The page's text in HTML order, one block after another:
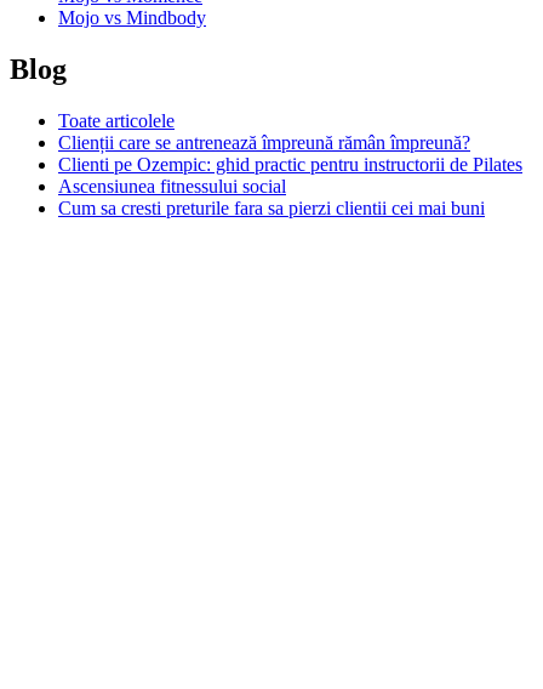
Mojo vs Mindbody
Blog
Toate articolele
Clienții care se antrenează împreună rămân împreună?
Clienti pe Ozempic: ghid practic pentru instructorii de Pilates
Ascensiunea fitnessului social
Cum sa cresti preturile fara sa pierzi clientii cei mai buni